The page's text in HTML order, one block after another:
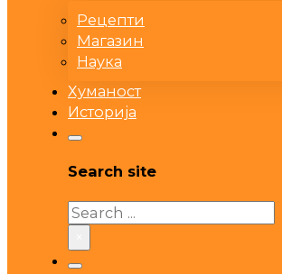
Рецепти
Магазин
Наука
Хуманост
Историја
Search site
Search